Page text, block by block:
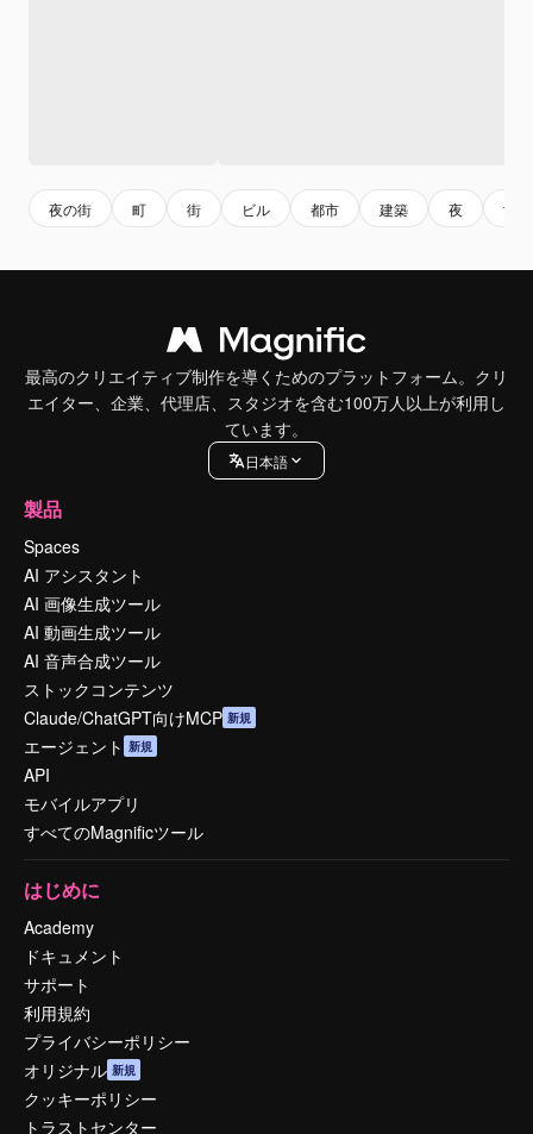
夜の街 町 街 ビル 都市 建築 夜 town
最高のクリエイティブ制作を導くためのプラットフォーム。クリ
エイター、企業、代理店、スタジオを含む100万人以上が利用し
ています。
日本語
製品
Spaces
AI アシスタント
AI 画像生成ツール
AI 動画生成ツール
AI 音声合成ツール
ストックコンテンツ
Claude/ChatGPT向けMCP 新規
エージェント 新規
API
モバイルアプリ
すべてのMagnificツール
はじめに
Academy
ドキュメント
サポート
利用規約
プライバシーポリシー
オリジナル 新規
クッキーポリシー
トラストセンター